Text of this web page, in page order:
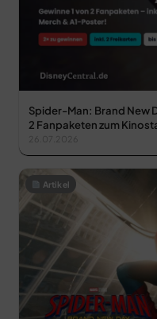
Spider-Man: Brand New
2 Fanpaketen zum
Artikel